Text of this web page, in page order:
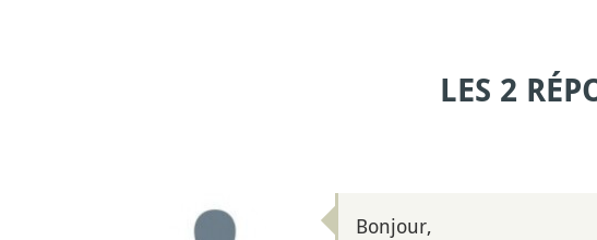
LES 2
Bonjour,